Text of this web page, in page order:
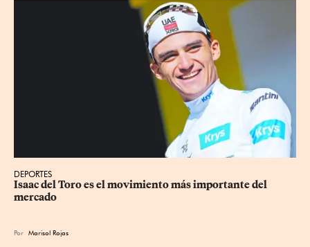
DEPORTES
Isaac del Toro es el movimiento más importante del
mercado
Por Marisol Rojas